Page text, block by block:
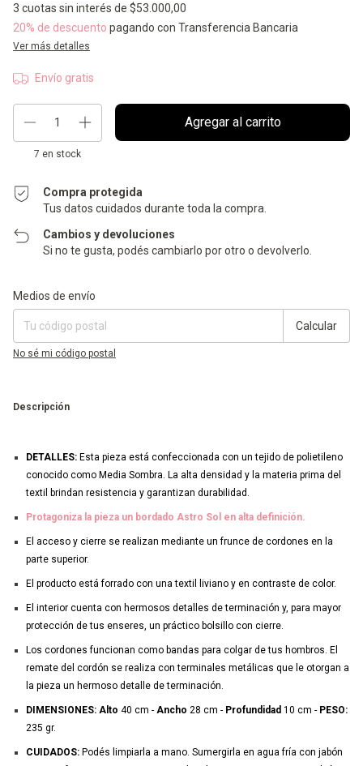
3 cuotas sin interés de $53.000,00
20% de descuento pagando con Transferencia Bancaria
Ver más detalles
Envío gratis
7 en stock
Compra protegida
Tus datos cuidados durante toda la compra.
Cambios y devoluciones
Si no te gusta, podés cambiarlo por otro o devolverlo.
Entregas para el CP:
Medios de envío
Calcular
No sé mi código postal
Descripción
DETALLES: Esta pieza está confeccionada con un tejido de polietileno
conocido como Media Sombra. La alta densidad y la materia prima del
textil brindan resistencia y garantizan durabilidad.
Protagoniza la pieza un bordado Astro Sol en alta definición.
El acceso y cierre se realizan mediante un frunce de cordones en la
parte superior.
El producto está forrado con una textil liviano y en contraste de color.
El interior cuenta con hermosos detalles de terminación y, para mayor
protección de tus enseres, un práctico bolsillo con cierre.
Los cordones funcionan como bandas para colgar de tus hombros. El
remate del cordón se realiza con terminales metálicas que le otorgan a
la pieza un hermoso detalle de terminación.
DIMENSIONES: Alto 40 cm - Ancho 28 cm - Profundidad 10 cm - PESO:
235 gr.
CUIDADOS: Podés limpiarla a mano. Sumergirla en agua fría con jabón